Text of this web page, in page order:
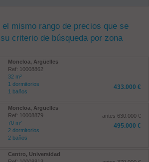
el mismo rango de precios que se
criterio de búsqueda por zona
Moncloa, Argüelles
Ref: 10008862
32 m²
1 dormitorios
1 baños
433.000 €
Moncloa, Argüelles
Ref: 10008879
70 m²
2 dormitorios
2 baños
antes 630.000 €
495.000 €
Centro, Universidad